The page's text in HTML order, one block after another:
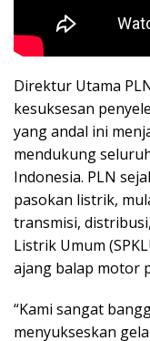
Direktur Utama
kesuksesan
yang andal ini
mendukung
Indonesia. PLN
pasokan listrik,
transmisi,
Listrik Umum
ajang balap motor
“Kami sangat
menyukseskan